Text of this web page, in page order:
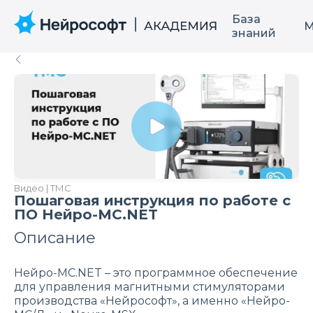
База
знаний
Видео | ТМС
Пошаговая инструкция по работе с
ПО Нейро-МС.NET
Описание
Нейро-МС.NET – это программное обеспечение
для управления магнитными стимуляторами
производства «Нейрософт», а именно «Нейро-